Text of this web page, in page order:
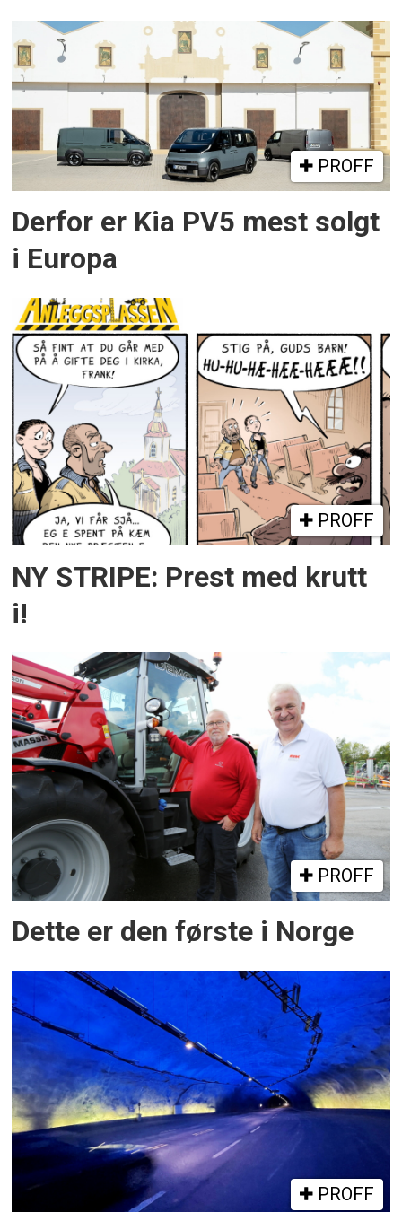
PROFF
Derfor er Kia PV5 mest solgt
i Europa
PROFF
NY STRIPE: Prest med krutt
i!
PROFF
Dette er den første i Norge
PROFF